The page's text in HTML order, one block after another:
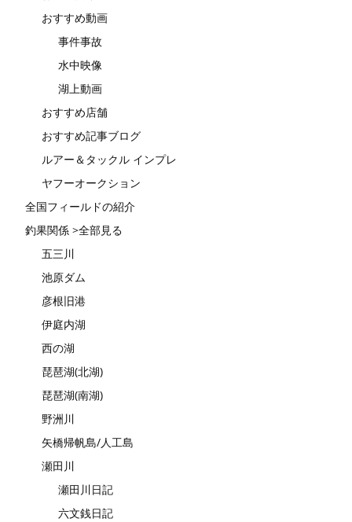
おすすめ動画
事件事故
水中映像
湖上動画
おすすめ店舗
おすすめ記事ブログ
ルアー＆タックル インプレ
ヤフーオークション
全国フィールドの紹介
釣果関係 >全部見る
五三川
池原ダム
彦根旧港
伊庭内湖
西の湖
琵琶湖(北湖)
琵琶湖(南湖)
野洲川
矢橋帰帆島/人工島
瀬田川
瀬田川日記
六文銭日記